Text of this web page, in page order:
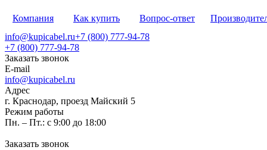
Компания Как купить Вопрос-ответ
info@kupicabel.ru+7 (800) 777-94-78
+7 (800) 777-94-78
Заказать звонок
E-mail
info@kupicabel.ru
Адрес
г. Краснодар, проезд Майский 5
Режим работы
Пн. – Пт.: с 9:00 до 18:00
Заказать звонок